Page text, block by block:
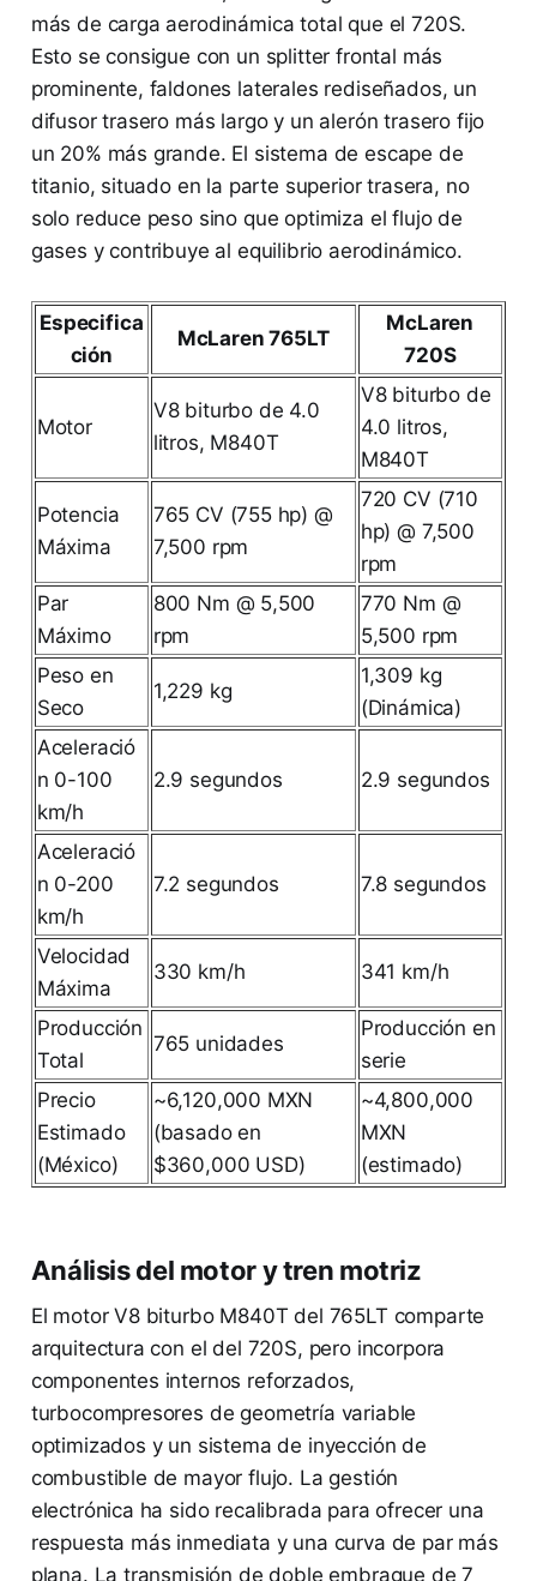
más de carga aerodinámica total que el 720S.
Esto se consigue con un splitter frontal más
prominente, faldones laterales rediseñados, un
difusor trasero más largo y un alerón trasero fijo
un 20% más grande. El sistema de escape de
titanio, situado en la parte superior trasera, no
solo reduce peso sino que optimiza el flujo de
gases y contribuye al equilibrio aerodinámico.
Especifica
ción
McLaren 765LT
McLaren
720S
Motor
V8 biturbo de 4.0
litros, M840T
V8 biturbo de
4.0 litros,
M840T
Potencia
Máxima
765 CV (755 hp) @
7,500 rpm
720 CV (710
hp) @ 7,500
rpm
Par
Máximo
800 Nm @ 5,500
rpm
770 Nm @
5,500 rpm
Peso en
Seco
1,229 kg
1,309 kg
(Dinámica)
Aceleració
n 0-100
km/h
2.9 segundos 2.9 segundos
Aceleració
n 0-200
km/h
7.2 segundos 7.8 segundos
Velocidad
Máxima
330 km/h 341 km/h
Producción
Total
765 unidades
Producción en
serie
Precio
Estimado
(México)
~6,120,000 MXN
(basado en
$360,000 USD)
~4,800,000
MXN
(estimado)
Análisis del motor y tren motriz
El motor V8 biturbo M840T del 765LT comparte
arquitectura con el del 720S, pero incorpora
componentes internos reforzados,
turbocompresores de geometría variable
optimizados y un sistema de inyección de
combustible de mayor flujo. La gestión
electrónica ha sido recalibrada para ofrecer una
respuesta más inmediata y una curva de par más
plana. La transmisión de doble embrague de 7